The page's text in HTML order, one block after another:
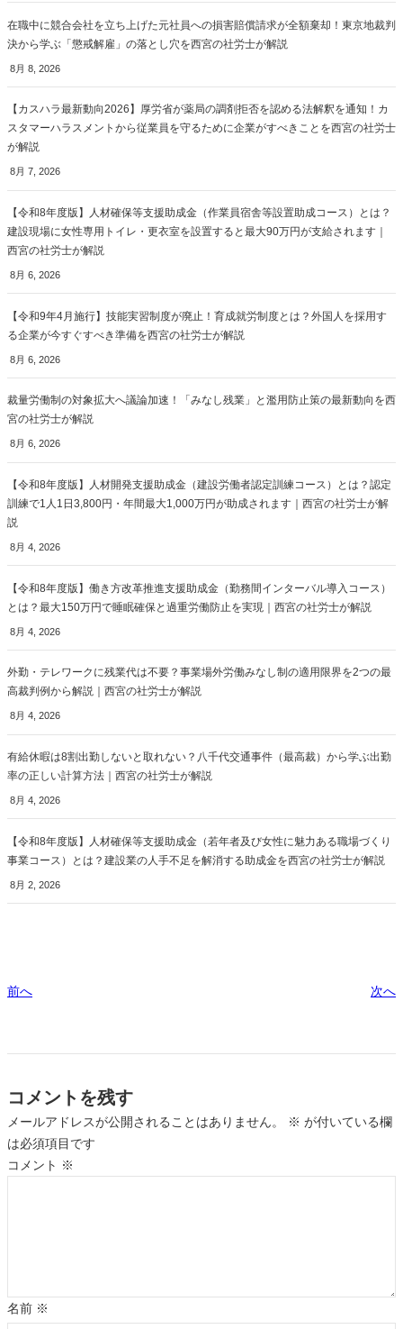
在職中に競合会社を立ち上げた元社員への損害賠償請求が全額棄却！東京地裁判
決から学ぶ「懲戒解雇」の落とし穴を西宮の社労士が解説
8月 8, 2026
【カスハラ最新動向2026】厚労省が薬局の調剤拒否を認める法解釈を通知！カ
スタマーハラスメントから従業員を守るために企業がすべきことを西宮の社労士
が解説
8月 7, 2026
【令和8年度版】人材確保等支援助成金（作業員宿舎等設置助成コース）とは？
建設現場に女性専用トイレ・更衣室を設置すると最大90万円が支給されます｜
西宮の社労士が解説
8月 6, 2026
【令和9年4月施行】技能実習制度が廃止！育成就労制度とは？外国人を採用す
る企業が今すぐすべき準備を西宮の社労士が解説
8月 6, 2026
裁量労働制の対象拡大へ議論加速！「みなし残業」と濫用防止策の最新動向を西
宮の社労士が解説
8月 6, 2026
【令和8年度版】人材開発支援助成金（建設労働者認定訓練コース）とは？認定
訓練で1人1日3,800円・年間最大1,000万円が助成されます｜西宮の社労士が解
説
8月 4, 2026
【令和8年度版】働き方改革推進支援助成金（勤務間インターバル導入コース）
とは？最大150万円で睡眠確保と過重労働防止を実現｜西宮の社労士が解説
8月 4, 2026
外勤・テレワークに残業代は不要？事業場外労働みなし制の適用限界を2つの最
高裁判例から解説｜西宮の社労士が解説
8月 4, 2026
有給休暇は8割出勤しないと取れない？八千代交通事件（最高裁）から学ぶ出勤
率の正しい計算方法｜西宮の社労士が解説
8月 4, 2026
【令和8年度版】人材確保等支援助成金（若年者及び女性に魅力ある職場づくり
事業コース）とは？建設業の人手不足を解消する助成金を西宮の社労士が解説
8月 2, 2026
前へ 次へ
コメントを残す
メールアドレスが公開されることはありません。 ※ が付いている欄
は必須項目です
コメント ※
名前 ※